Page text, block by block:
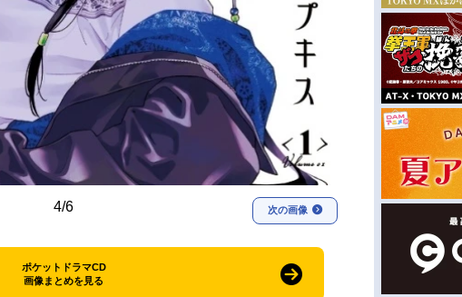
4/6 次の画像
ポケットドラマCD
画像まとめを見る